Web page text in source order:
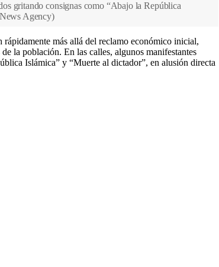
gritando consignas como “Abajo la República
Agency)
rápidamente más allá del reclamo económico inicial,
la población. En las calles, algunos manifestantes
Islámica” y “Muerte al dictador”, en alusión directa